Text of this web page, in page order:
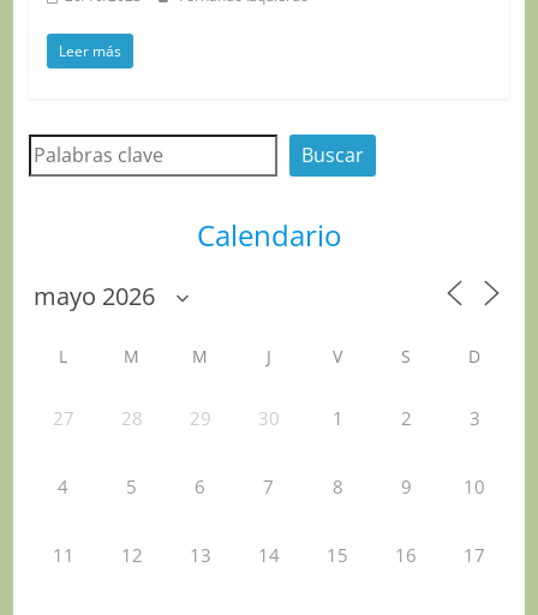
Leer más
Buscar Buscar
Calendario
L M M J V S D
27 28 29 30 1 2 3
4 5 6 7 8 9 10
11 12 13 14 15 16 17